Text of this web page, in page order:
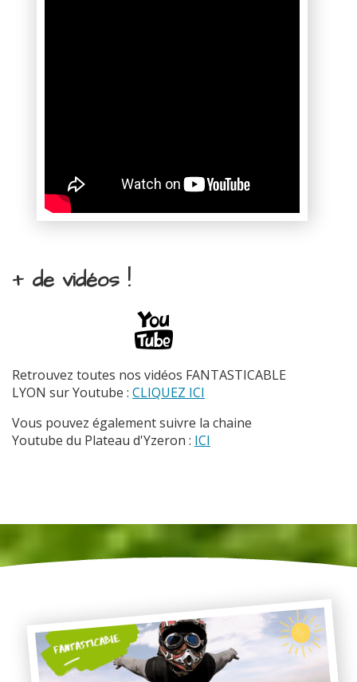
+ de vidéos !
Retrouvez toutes nos vidéos FANTASTICABLE
LYON sur Youtube : CLIQUEZ ICI
Vous pouvez également suivre la chaine
Youtube du Plateau d'Yzeron : ICI